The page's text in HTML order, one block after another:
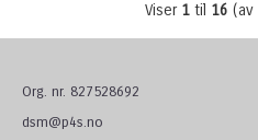
Viser 1til 16 (av
Org. nr. 827528692
dsm@p4s.no